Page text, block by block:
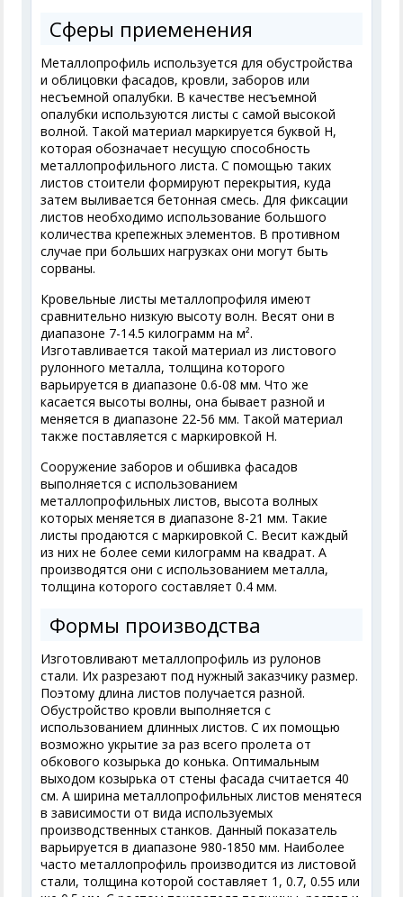
Сферы приеменения
Металлопрофиль используется для обустройства
и облицовки фасадов, кровли, заборов или
несъемной опалубки. В качестве несъемной
опалубки используются листы с самой высокой
волной. Такой материал маркируется буквой Н,
которая обозначает несущую способность
металлопрофильного листа. С помощью таких
листов стоители формируют перекрытия, куда
затем выливается бетонная смесь. Для фиксации
листов необходимо использование большого
количества крепежных элементов. В противном
случае при больших нагрузках они могут быть
сорваны.
Кровельные листы металлопрофиля имеют
сравнительно низкую высоту волн. Весят они в
диапазоне 7-14.5 килограмм на м².
Изготавливается такой материал из листового
рулонного металла, толщина которого
варьируется в диапазоне 0.6-08 мм. Что же
касается высоты волны, она бывает разной и
меняется в диапазоне 22-56 мм. Такой материал
также поставляется с маркировкой Н.
Сооружение заборов и обшивка фасадов
выполняется с использованием
металлопрофильных листов, высота волных
которых меняется в диапазоне 8-21 мм. Такие
листы продаются с маркировкой С. Весит каждый
из них не более семи килограмм на квадрат. А
производятся они с использованием металла,
толщина которого составляет 0.4 мм.
Формы производства
Изготовливают металлопрофиль из рулонов
стали. Их разрезают под нужный заказчику размер.
Поэтому длина листов получается разной.
Обустройство кровли выполняется с
использованием длинных листов. С их помощью
возможно укрытие за раз всего пролета от
обкового козырька до конька. Оптимальным
выходом козырька от стены фасада считается 40
см. А ширина металлопрофильных листов менятеся
в зависимости от вида используемых
производственных станков. Данный показатель
варьируется в диапазоне 980-1850 мм. Наиболее
часто металлопрофиль производится из листовой
стали, толщина которой составляет 1, 0.7, 0.55 или